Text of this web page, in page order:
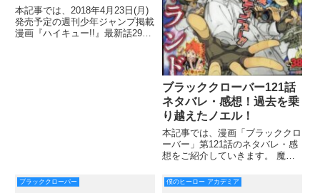
か？！
本記事では、2018年4月23日(月)
発売予定の週刊少年ジャンプ掲載
漫画『ハイキュー!!』最新話299
ブラッククローバー121話
ネタバレ・感想！過去を乗
り越えたノエル！
本記事では、漫画「ブラッククロ
ーバー」第121話のネタバレ・感
想をご紹介していきます。 魔力
に使えるようになっていて成長し
ましたね。 一方ユノはユノで因
ブラッククローバー 僕のヒーロー アカデミア